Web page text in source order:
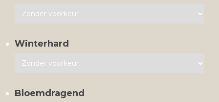
Winterhard
Bloemdragend